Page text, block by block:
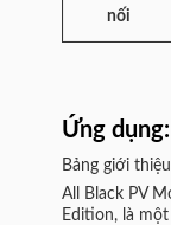
nối
Ứng dụng:
Bảng giới
All Black PV
Edition, là